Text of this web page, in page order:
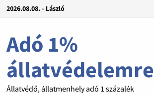
2026.08.08. - László
Adó 1%
állatvédelemre
Állatvédő, állatmenhely adó 1 százalék